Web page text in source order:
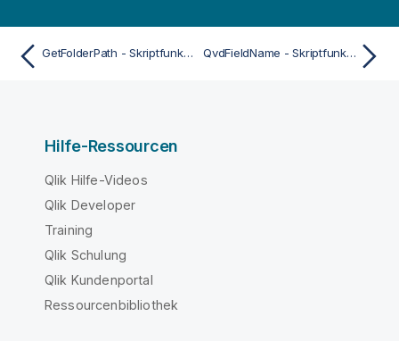
GetFolderPath - Skriptfunktion QvdFieldName - Skriptfunktion
Hilfe-Ressourcen
Qlik Hilfe-Videos
Qlik Developer
Training
Qlik Schulung
Qlik Kundenportal
Ressourcenbibliothek